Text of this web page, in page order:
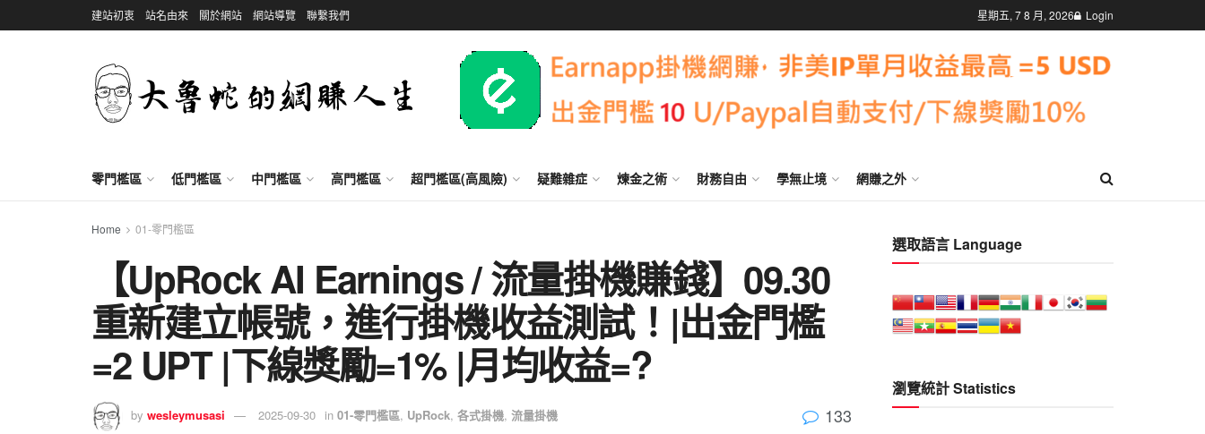
建站初衷 站名由來 關於網站 網站導覽 聯繫我們 星期五, 7 8 月, 2026 Login
零門檻區 低門檻區 中門檻區 高門檻區 超門檻區(高風險) 疑難雜症 煉金之術 財務自由 學無止境 網賺之外
Home 01-零門檻區
【UpRock AI Earnings / 流量掛機賺錢】09.30
重新建立帳號，進行掛機收益測試！|出金門檻
=2 UPT |下線獎勵=1% |月均收益=?
by wesleymusasi 2025-09-30 in 01-零門檻區, UpRock, 各式掛機, 流量掛機 133
選取語言 Language
瀏覽統計 Statistics